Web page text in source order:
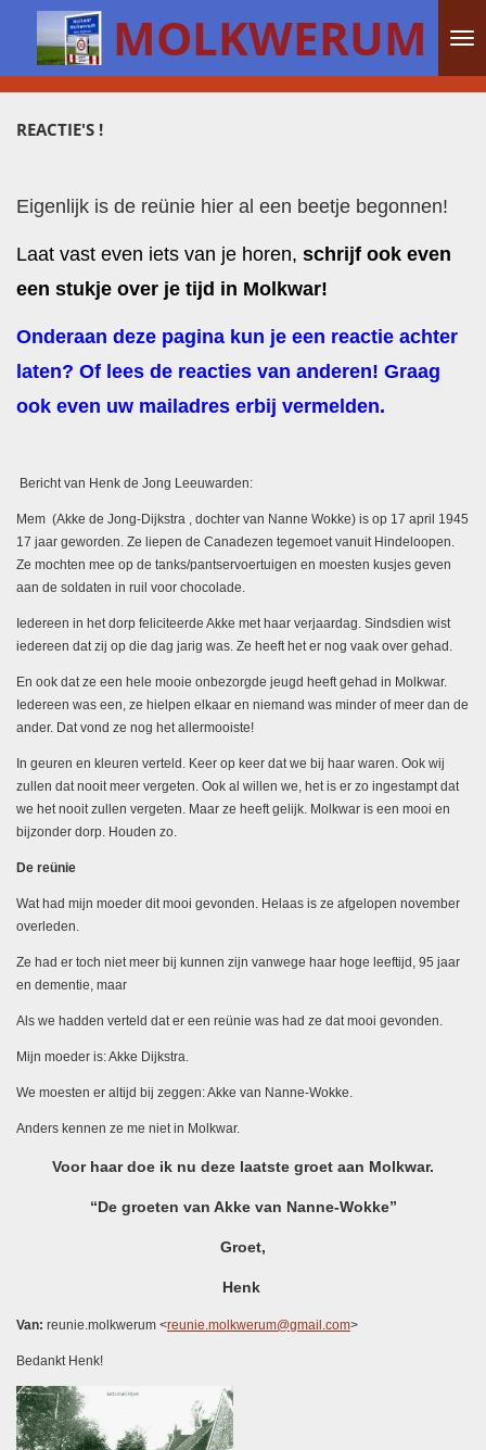
direct
naar
de
MOLKWERUM
REACTIE'S !
Eigenlijk is de reünie hier al een beetje begonnen!
Laat vast even iets van je horen, schrijf ook even
een stukje over je tijd in Molkwar!
Onderaan deze pagina kun je een reactie achter
laten? Of lees de reacties van anderen! Graag
ook even uw mailadres erbij vermelden.
Bericht van Henk de Jong Leeuwarden:
Mem (Akke de Jong-Dijkstra , dochter van Nanne Wokke) is op 17 april 1945
17 jaar geworden. Ze liepen de Canadezen tegemoet vanuit Hindeloopen.
Ze mochten mee op de tanks/pantservoertuigen en moesten kusjes geven
aan de soldaten in ruil voor chocolade.
Iedereen in het dorp feliciteerde Akke met haar verjaardag. Sindsdien wist
iedereen dat zij op die dag jarig was. Ze heeft het er nog vaak over gehad.
En ook dat ze een hele mooie onbezorgde jeugd heeft gehad in Molkwar.
Iedereen was een, ze hielpen elkaar en niemand was minder of meer dan de
ander. Dat vond ze nog het allermooiste!
In geuren en kleuren verteld. Keer op keer dat we bij haar waren. Ook wij
zullen dat nooit meer vergeten. Ook al willen we, het is er zo ingestampt dat
we het nooit zullen vergeten. Maar ze heeft gelijk. Molkwar is een mooi en
bijzonder dorp. Houden zo.
De reünie
Wat had mijn moeder dit mooi gevonden. Helaas is ze afgelopen november
overleden.
Ze had er toch niet meer bij kunnen zijn vanwege haar hoge leeftijd, 95 jaar
en dementie, maar
Als we hadden verteld dat er een reünie was had ze dat mooi gevonden.
Mijn moeder is: Akke Dijkstra.
We moesten er altijd bij zeggen: Akke van Nanne-Wokke.
Anders kennen ze me niet in Molkwar.
Voor haar doe ik nu deze laatste groet aan Molkwar.
“De groeten van Akke van Nanne-Wokke”
Groet,
Henk
Van: reunie.molkwerum <reunie.molkwerum@gmail.com>
Bedankt Henk!